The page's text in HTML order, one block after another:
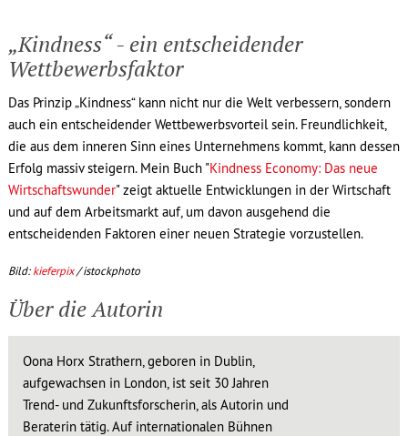
„Kindness“ - ein entscheidender
Wettbewerbsfaktor
Das Prinzip „Kindness“ kann nicht nur die Welt verbessern, sondern
auch ein entscheidender Wettbewerbsvorteil sein. Freundlichkeit,
die aus dem inneren Sinn eines Unternehmens kommt, kann dessen
Erfolg massiv steigern. Mein Buch "Kindness Economy: Das neue
Wirtschaftswunder" zeigt aktuelle Entwicklungen in der Wirtschaft
und auf dem Arbeitsmarkt auf, um davon ausgehend die
entscheidenden Faktoren einer neuen Strategie vorzustellen.
Bild: kieferpix/ istockphoto
Über die Autorin
Oona Horx Strathern, geboren in Dublin,
aufgewachsen in London, ist seit 30 Jahren
Trend- und Zukunftsforscherin, als Autorin und
Beraterin tätig. Auf internationalen Bühnen